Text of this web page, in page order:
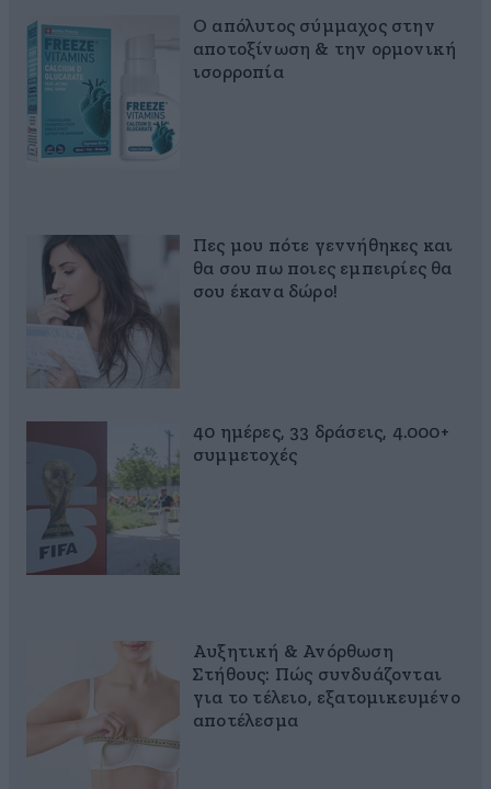
Ο απόλυτος σύμμαχος στην
αποτοξίνωση & την ορμονική
ισορροπία
Πες μου πότε γεννήθηκες και
θα σου πω ποιες εμπειρίες θα
σου έκανα δώρο!
40 ημέρες, 33 δράσεις, 4.000+
συμμετοχές
Αυξητική & Ανόρθωση
Στήθους: Πώς συνδυάζονται
για το τέλειο, εξατομικευμένο
αποτέλεσμα